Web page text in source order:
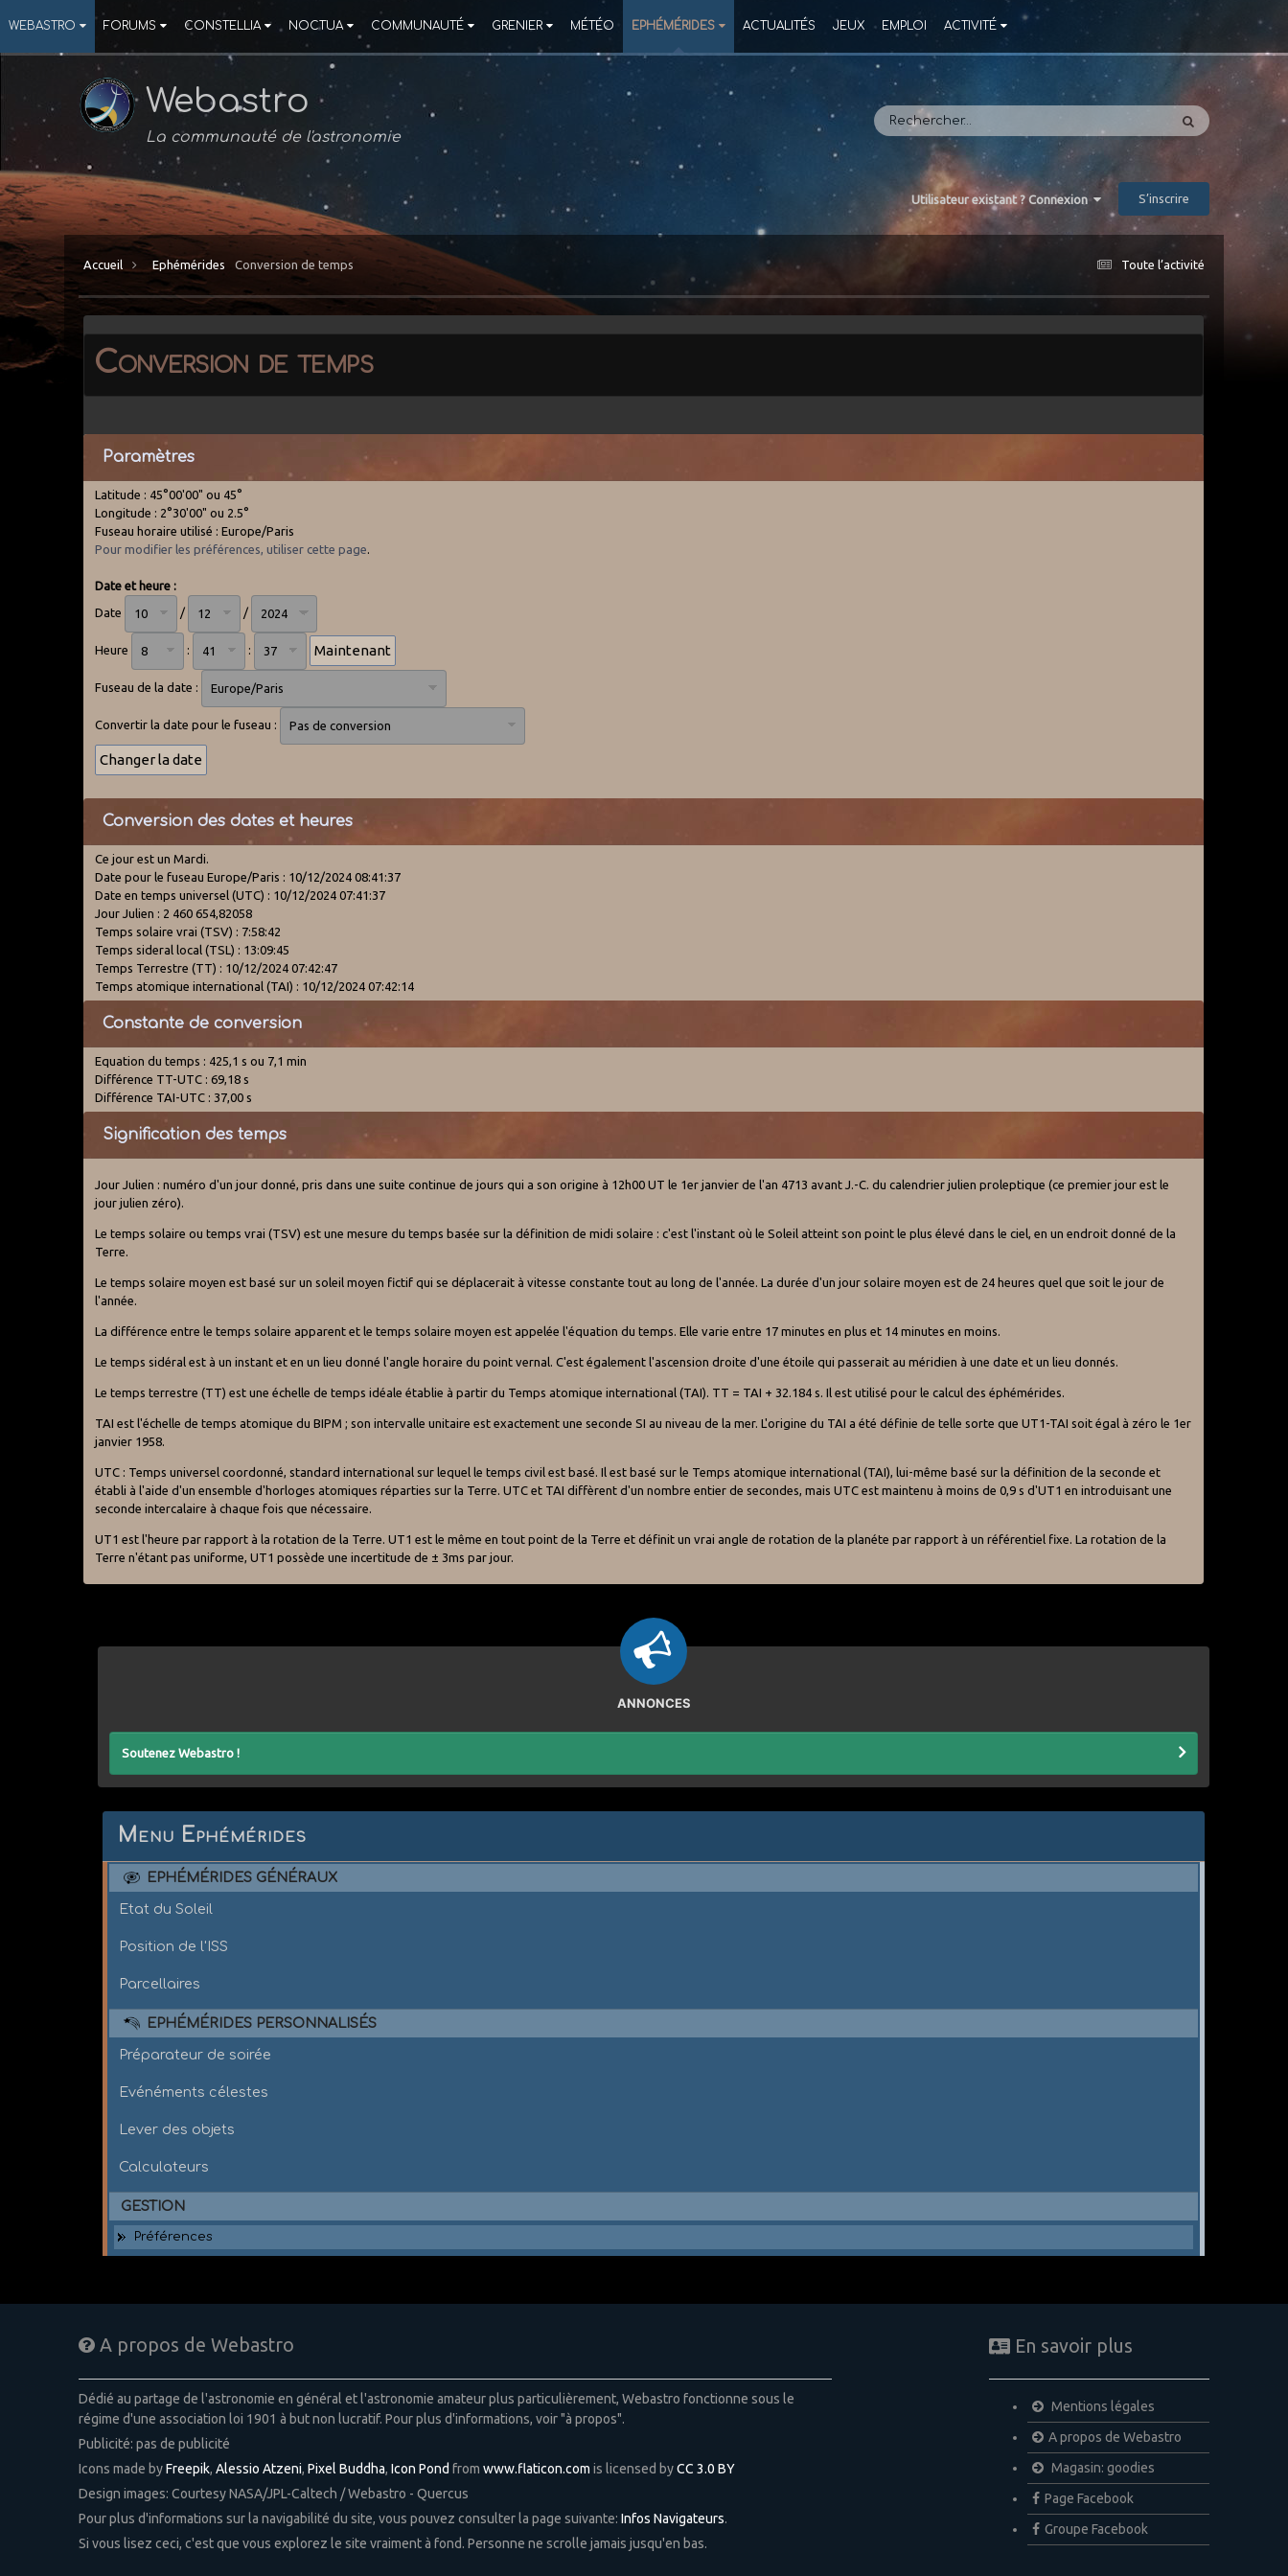
WEBASTRO FORUMS CONSTELLIA NOCTUA COMMUNAUTÉ GRENIER MÉTÉO EPHÉMÉRIDES ACTUALITÉS JEUX EMPLOI ACTIVITÉ
Webastro
La communauté de l'astronomie
Utilisateur existant ? Connexion S’inscrire
Toute l’activité
Accueil Ephémérides Conversion de temps
Conversion de temps
Paramètres
Latitude : 45°00'00" ou 45°
Longitude : 2°30'00" ou 2.5°
Fuseau horaire utilisé : Europe/Paris
Pour modifier les préférences, utiliser cette page
Date et heure :
Date
/ /
Heure : :
Fuseau de la date :
Convertir la date pour le fuseau :
Conversion des dates et heures
Ce jour est un Mardi.
Date pour le fuseau Europe/Paris : 10/12/2024 08:41:37
Date en temps universel (UTC) : 10/12/2024 07:41:37
Jour Julien : 2 460 654,82058
Temps solaire vrai (TSV) : 7:58:42
Temps sideral local (TSL) : 13:09:45
Temps Terrestre (TT) : 10/12/2024 07:42:47
Temps atomique international (TAI) : 10/12/2024 07:42:14
Constante de conversion
Equation du temps : 425,1 s ou 7,1 min
Différence TT-UTC : 69,18 s
Différence TAI-UTC : 37,00 s
Signification des temps
Jour Julien : numéro d'un jour donné, pris dans une suite continue de jours qui a son origine à 12h00 UT le 1er janvier de l'an 4713 avant J.-C. du calendrier julien proleptique (ce premier jour est le
jour julien zéro).
Le temps solaire ou temps vrai (TSV) est une mesure du temps basée sur la définition de midi solaire : c'est l'instant où le Soleil atteint son point le plus élevé dans le ciel, en un endroit donné de la
Terre.
Le temps solaire moyen est basé sur un soleil moyen fictif qui se déplacerait à vitesse constante tout au long de l'année. La durée d'un jour solaire moyen est de 24 heures quel que soit le jour de
l'année.
La différence entre le temps solaire apparent et le temps solaire moyen est appelée l'équation du temps. Elle varie entre 17 minutes en plus et 14 minutes en moins.
Le temps sidéral est à un instant et en un lieu donné l'angle horaire du point vernal. C'est également l'ascension droite d'une étoile qui passerait au méridien à une date et un lieu donnés.
Le temps terrestre (TT) est une échelle de temps idéale établie à partir du Temps atomique international (TAI). TT = TAI + 32.184 s. Il est utilisé pour le calcul des éphémérides.
TAI est l'échelle de temps atomique du BIPM ; son intervalle unitaire est exactement une seconde SI au niveau de la mer. L'origine du TAI a été définie de telle sorte que UT1-TAI soit égal à zéro le 1er
janvier 1958.
UTC : Temps universel coordonné, standard international sur lequel le temps civil est basé. Il est basé sur le Temps atomique international (TAI), lui-même basé sur la définition de la seconde et
établi à l'aide d'un ensemble d'horloges atomiques réparties sur la Terre. UTC et TAI diffèrent d'un nombre entier de secondes, mais UTC est maintenu à moins de 0,9 s d'UT1 en introduisant une
seconde intercalaire à chaque fois que nécessaire.
UT1 est l'heure par rapport à la rotation de la Terre. UT1 est le même en tout point de la Terre et définit un vrai angle de rotation de la planéte par rapport à un référentiel fixe. La rotation de la
Terre n'étant pas uniforme, UT1 possède une incertitude de ± 3ms par jour.
ANNONCES
Soutenez Webastro !
Menu Ephémérides
EPHÉMÉRIDES GÉNÉRAUX
Etat du Soleil
Position de l'ISS
Parcellaires
EPHÉMÉRIDES PERSONNALISÉS
Préparateur de soirée
Evénéments célestes
Lever des objets
Calculateurs
GESTION
Préférences
A propos de Webastro
Dédié au partage de l'astronomie en général et l'astronomie amateur plus particulièrement, Webastro fonctionne sous le
régime d'une association loi 1901 à but non lucratif. Pour plus d'informations, voir "à propos".
Publicité: pas de publicité
Icons made byFreepik, Alessio Atzeni, Pixel Buddha, Icon Pond from www.flaticon.com is licensed byCC 3.0 BY
Design images: Courtesy NASA/JPL-Caltech / Webastro - Quercus
Pour plus d'informations sur la navigabilité du site, vous pouvez consulter la page suivante: Infos Navigateurs.
Si vous lisez ceci, c'est que vous explorez le site vraiment à fond. Personne ne scrolle jamais jusqu'en bas.
En savoir plus
Mentions légales
A propos de Webastro
Magasin: goodies
Page Facebook
Groupe Facebook